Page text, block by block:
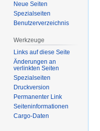
Neue Seiten
Spezialseiten
Benutzerverzeichnis
Werkzeuge
Links auf diese Seite
Änderungen an
verlinkten Seiten
Spezialseiten
Druckversion
Permanenter Link
Seiten­­informationen
Cargo-Daten